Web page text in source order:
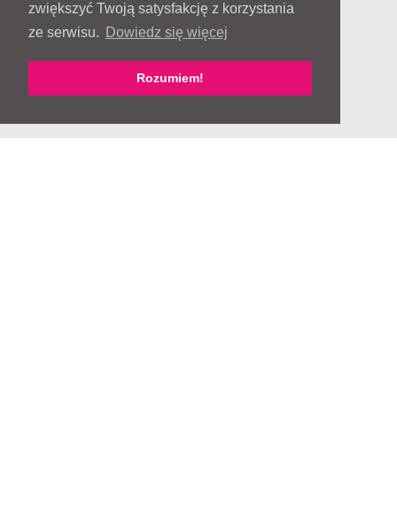
zwiększyć Twoją satysfakcję z korzystania
ze serwisu.
Dowiedz się więcej
Rozumiem!